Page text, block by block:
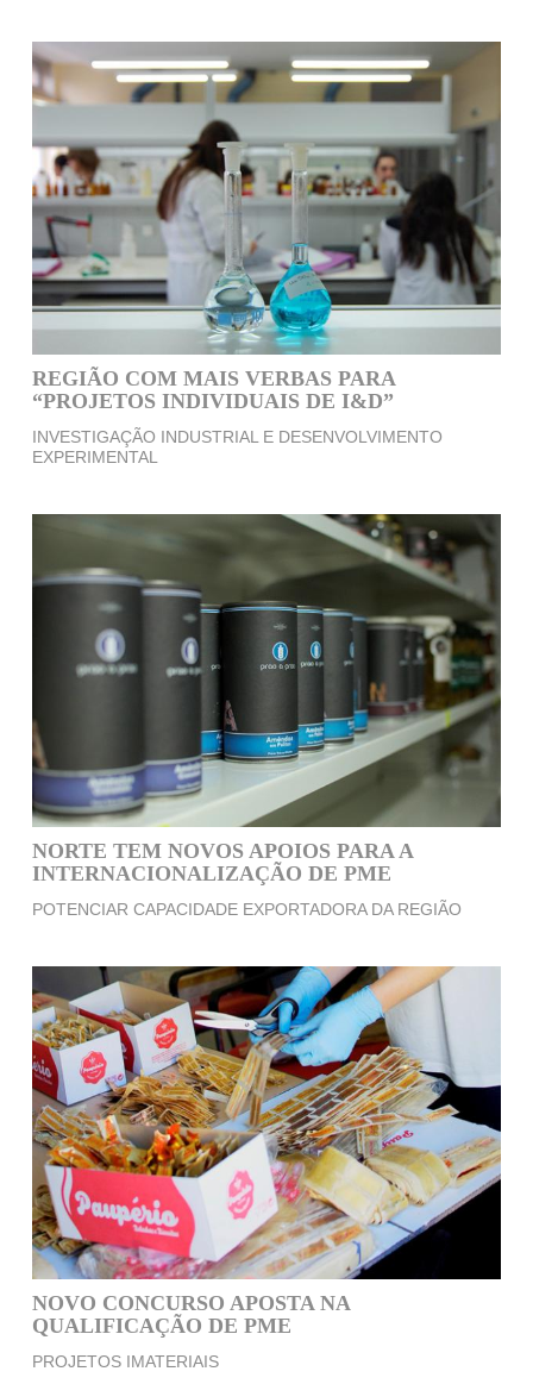
REGIÃO COM MAIS VERBAS PARA
“PROJETOS INDIVIDUAIS DE I&D”
INVESTIGAÇÃO INDUSTRIAL E DESENVOLVIMENTO
EXPERIMENTAL
NORTE TEM NOVOS APOIOS PARA A
INTERNACIONALIZAÇÃO DE PME
POTENCIAR CAPACIDADE EXPORTADORA DA REGIÃO
NOVO CONCURSO APOSTA NA
QUALIFICAÇÃO DE PME
PROJETOS IMATERIAIS